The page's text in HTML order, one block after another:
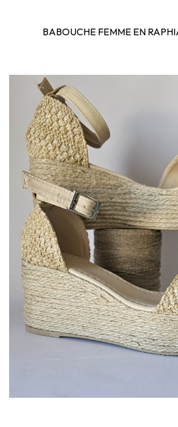
BABOUCHE FEMME EN